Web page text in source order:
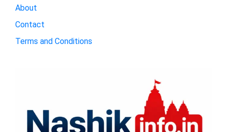
About
Contact
Terms and Conditions